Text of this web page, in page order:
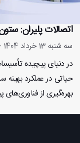
اتصالات پلیران:
سه شنبه 13 خرداد 1404 - 20:43:25
در دنیای پیچیده
حیاتی در عملکرد بهینه
بهره‌گیری از فناوری‌های